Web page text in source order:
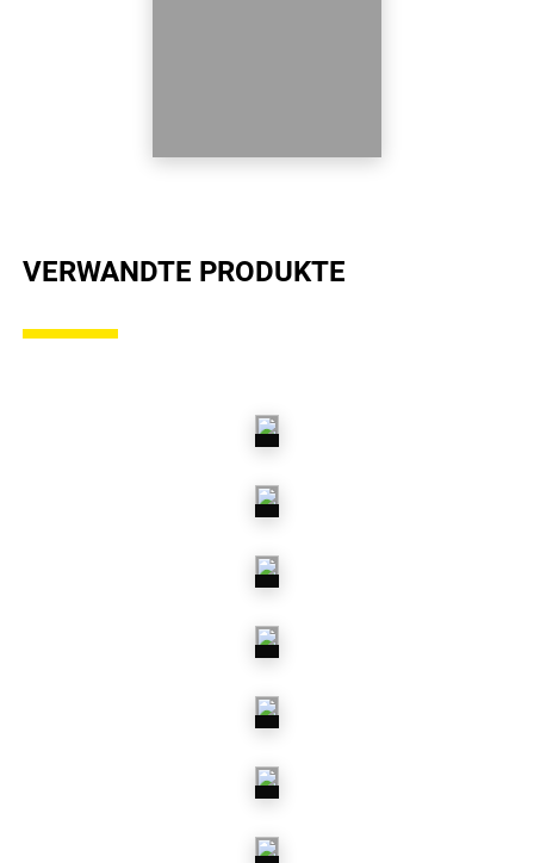
VERWANDTE PRODUKTE
& MOTORENTEILE
GENERATOREN
STEUERKETTENSÄTZE